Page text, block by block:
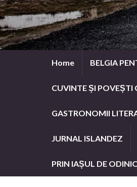
Home BELGIA
CUVINTE ȘI POVEȘTI
GASTRONOMII
JURNAL ISLANDEZ
PRIN IAȘUL DE